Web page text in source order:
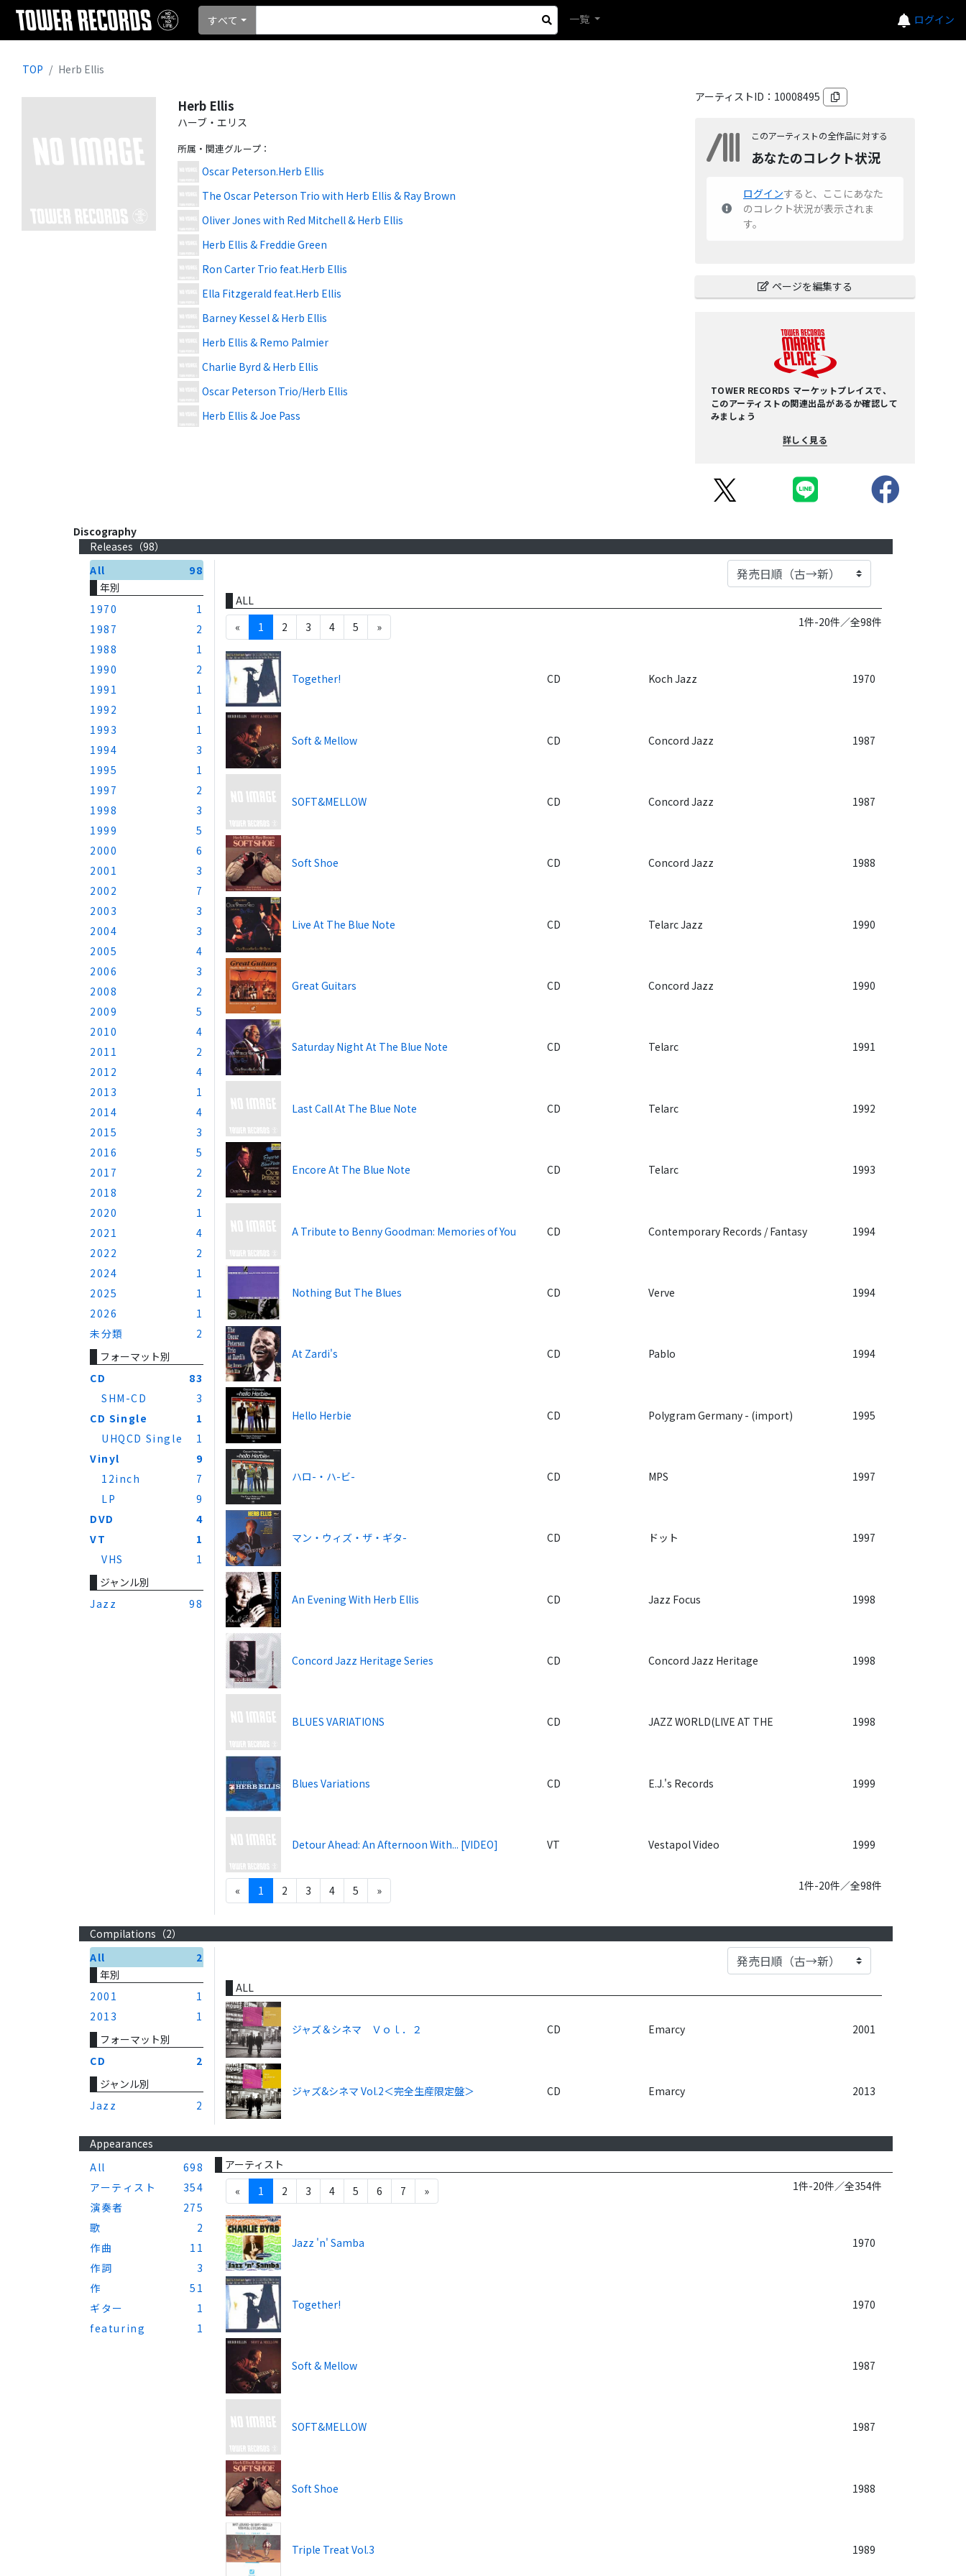
ログイン
すべて 一覧
TOP Herb Ellis
Herb Ellis
ハーブ・エリス
所属・関連グループ：
Oscar Peterson.Herb Ellis
The Oscar Peterson Trio with Herb Ellis & Ray Brown
Oliver Jones with Red Mitchell & Herb Ellis
Herb Ellis & Freddie Green
Ron Carter Trio feat.Herb Ellis
Ella Fitzgerald feat.Herb Ellis
Barney Kessel & Herb Ellis
Herb Ellis & Remo Palmier
Charlie Byrd & Herb Ellis
Oscar Peterson Trio/Herb Ellis
Herb Ellis & Joe Pass
アーティストID： 10008495
このアーティストの全作品に対する
あなたのコレクト状況
ログインすると、ここにあなた
のコレクト状況が表示されま
す。
ページを編集する
TOWER RECORDS マーケットプレイスで、
このアーティストの関連出品があるか確認して
みましょう
詳しく見る
Discography
Releases（98）
All
98
年別
1970
1
1987
2
1988
1
1990
2
1991
1
1992
1
1993
1
1994
3
1995
1
1997
2
1998
3
1999
5
2000
6
2001
3
2002
7
2003
3
2004
3
2005
4
2006
3
2008
2
2009
5
2010
4
2011
2
2012
4
2013
1
2014
4
2015
3
2016
5
2017
2
2018
2
2020
1
2021
4
2022
2
2024
1
2025
1
2026
1
未分類
2
フォーマット別
CD
83
SHM-CD
3
CD Single
1
UHQCD Single
1
Vinyl
9
12inch
7
LP
9
DVD
4
VT
1
VHS
1
ジャンル別
Jazz
98
ALL
«
1 2 3 4 5 » 1件-20件／全98件
Together! CD Koch Jazz 1970
Soft & Mellow CD Concord Jazz 1987
SOFT&MELLOW CD Concord Jazz 1987
Soft Shoe CD Concord Jazz 1988
Live At The Blue Note CD Telarc Jazz 1990
Great Guitars CD Concord Jazz 1990
Saturday Night At The Blue Note CD Telarc 1991
Last Call At The Blue Note CD Telarc 1992
Encore At The Blue Note CD Telarc 1993
A Tribute to Benny Goodman: Memories of You CD Contemporary Records / Fantasy 1994
Nothing But The Blues CD Verve 1994
At Zardi's CD Pablo 1994
Hello Herbie CD Polygram Germany - (import) 1995
ハロ-・ハ-ビ- CD MPS 1997
マン・ウィズ・ザ・ギタ- CD ドット 1997
An Evening With Herb Ellis CD Jazz Focus 1998
Concord Jazz Heritage Series CD Concord Jazz Heritage 1998
BLUES VARIATIONS CD JAZZ WORLD(LIVE AT THE 1998
Blues Variations CD E.J.'s Records 1999
Detour Ahead: An Afternoon With... [VIDEO] VT Vestapol Video 1999
« 1 2 3 4 5 » 1件-20件／全98件
Compilations（2）
All
2
年別
2001
1
2013
1
フォーマット別
CD
2
ジャンル別
Jazz
2
ALL
ジャズ＆シネマ Ｖｏｌ．２ CD Emarcy 2001
ジャズ&シネマ Vol.2＜完全生産限定盤＞ CD Emarcy 2013
Appearances
All
698
アーティスト
354
演奏者
275
歌
2
作曲
11
作詞
3
作
51
ギター
1
featuring
1
アーティスト
«
1 2 3 4 5 6 7 » 1件-20件／全354件
Jazz 'n' Samba 1970
Together! 1970
Soft & Mellow 1987
SOFT&MELLOW 1987
Soft Shoe 1988
Triple Treat Vol.3 1989